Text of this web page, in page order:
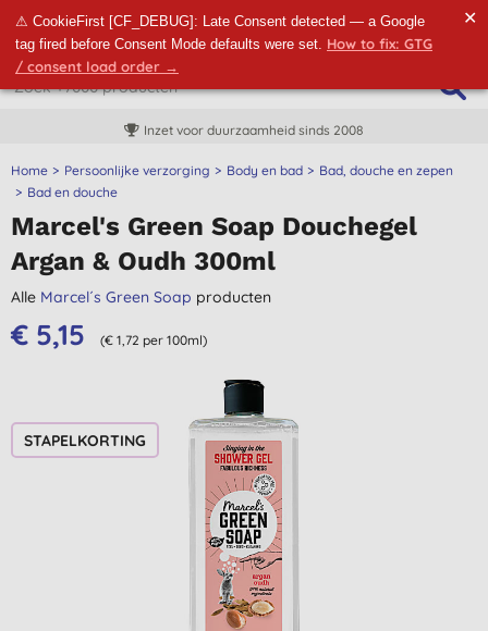
⚠ CookieFirst [CF_DEBUG]: Late Consent detected — a Google
tag fired before Consent Mode defaults were set. How to fix: GTG
/ consent load order →
✕
Inzet voor duurzaamheid sinds 2008
Home Persoonlijke verzorging Body en bad
Bad, douche en zepen
Bad en douche
Marcel's Green Soap Douchegel
Argan & Oudh 300ml
Alle Marcel´s Green Soap producten
€ 5,15 (€ 1,72 per 100ml)
STAPELKORTING